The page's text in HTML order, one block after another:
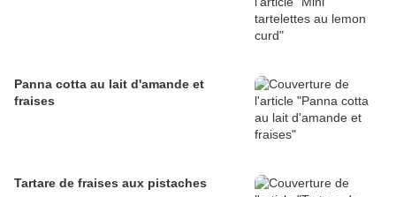
Panna cotta au lait d'amande et
fraises
Tartare de fraises aux pistaches